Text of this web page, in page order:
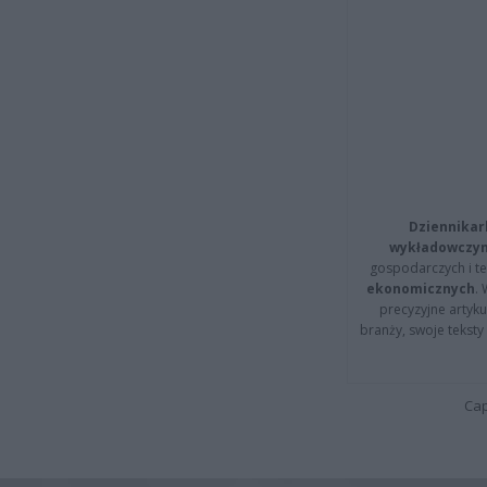
gospodarczych i
ekonomicznych.
precyzyjne
branży, swoje